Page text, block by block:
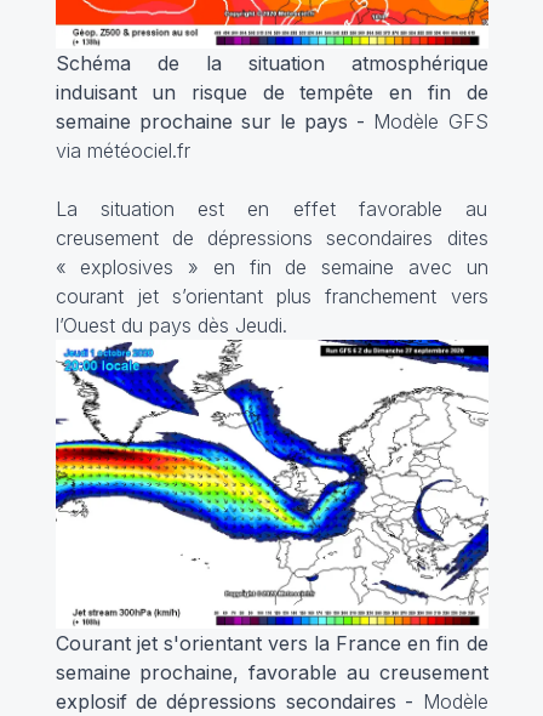
Schéma de la situation atmosphérique
induisant un risque de tempête en fin de
semaine prochaine sur le pays - Modèle GFS
via météociel.fr
La situation est en effet favorable au
creusement de dépressions secondaires dites
« explosives » en fin de semaine avec un
courant jet s’orientant plus franchement vers
l’Ouest du pays dès Jeudi.
Courant jet s'orientant vers la France en fin de
semaine prochaine, favorable au creusement
explosif de dépressions secondaires - Modèle